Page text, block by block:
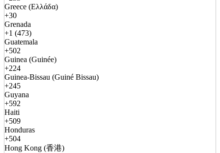
Greece (Ελλάδα)
+30
Grenada
+1 (473)
Guatemala
+502
Guinea (Guinée)
+224
Guinea-Bissau (Guiné Bissau)
+245
Guyana
+592
Haiti
+509
Honduras
+504
Hong Kong (香港)